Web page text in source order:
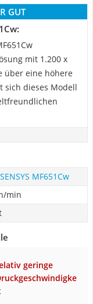
GUT
mit 1.200 x
über eine höhere
sich dieses Modell
MF651Cw
min
geringe